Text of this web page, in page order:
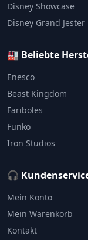
Disney Showcase
Disney Grand Jester
🏭 Beliebte
Enesco
Beast Kingdom
Fariboles
Funko
Iron Studios
🎧
Mein Konto
Mein Warenkorb
Kontakt